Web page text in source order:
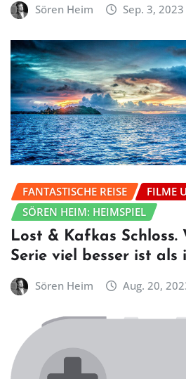
Sören Heim Sep. 3, 2023
FANTASTISCHE REISE
FILME
SÖREN HEIM: HEIMSPIEL
Lost & Kafkas Schloss.
Serie viel besser ist als
Sören Heim Aug. 20,